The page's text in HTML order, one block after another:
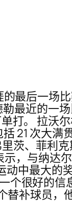
最后一场
最近的一
打。 拉沃
21 次大满
茨、菲利
，与纳达
中最大的
个很好的信
替补球员，